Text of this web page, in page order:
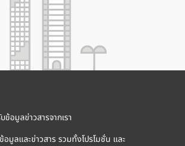
ข้อมูลข่าวสารจากเรา
อมูลและข่าวสาร รวมทั้งโปรโมชั่น และ